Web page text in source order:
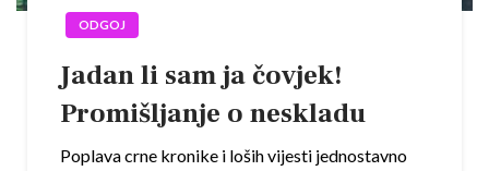
ODGOJ
Jadan li sam ja čovjek!
Promišljanje o neskladu
Poplava crne kronike i loših vijesti jednostavno